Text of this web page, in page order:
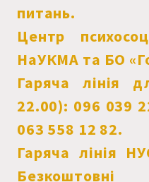
питань.
Центр
НаУКМА та БО
Гаряча лінія
22.00): 096 039
063 558 12 82.
Гаряча лінія